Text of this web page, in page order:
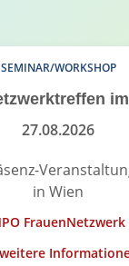
SEMINAR/WORKSHOP
27.08.2026
in Wien
FrauenNetzwerk
weitere